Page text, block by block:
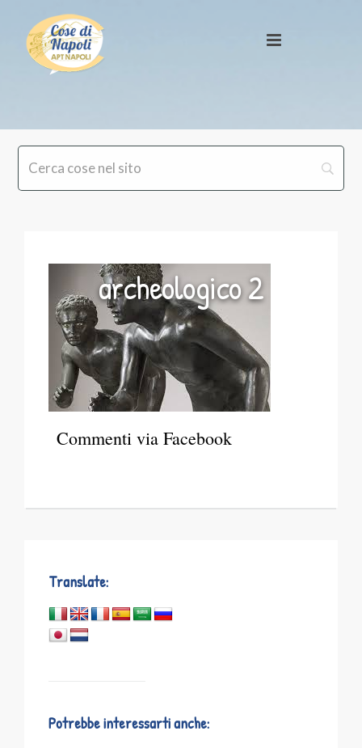
archeologico 2
Commenti via Facebook
Translate:
Potrebbe interessarti anche: